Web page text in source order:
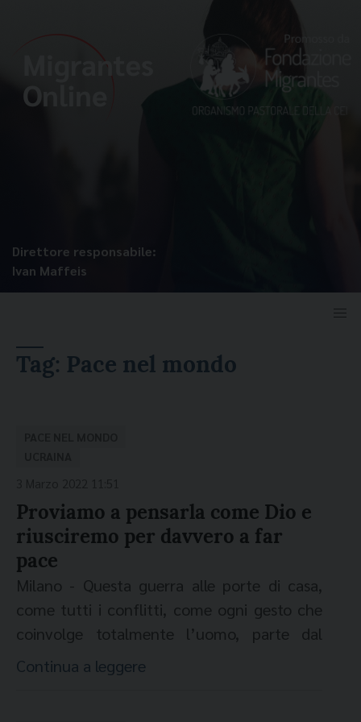
Direttore responsabile:
Ivan Maffeis
Tag: Pace nel mondo
Proviamo a pensarla come Dio e
riusciremo per davvero a far
pace
Milano - Questa guerra alle porte di casa,
come tutti i conflitti, come ogni gesto che
coinvolge totalmente l’uomo, parte dal
cuore e dalla testa e poi arriva alle mani.
Mani che caricano un fucile, che
Continua a leggere